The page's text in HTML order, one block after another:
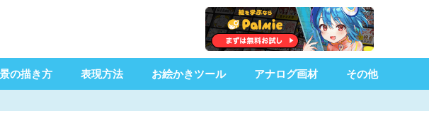
の描き方 表現方法 お絵かきツール アナログ画材 その他